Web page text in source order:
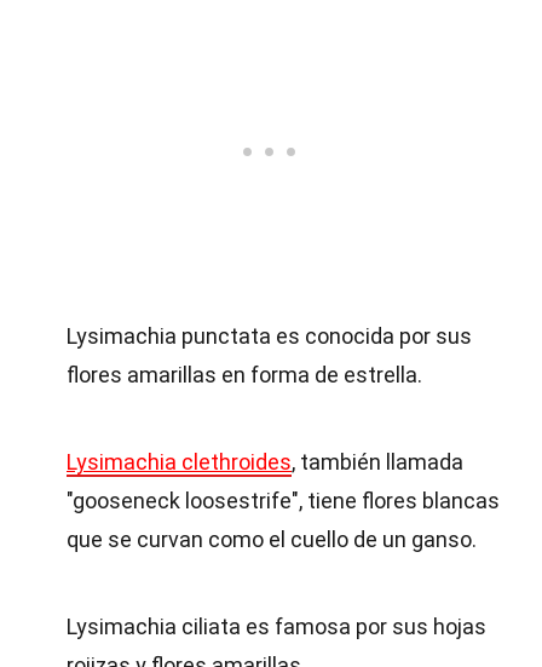
Lysimachia punctata es conocida por sus
flores amarillas en forma de estrella.
Lysimachia clethroides, también llamada
"gooseneck loosestrife", tiene flores blancas
que se curvan como el cuello de un ganso.
Lysimachia ciliata es famosa por sus hojas